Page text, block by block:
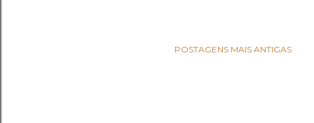
POSTAGENS MAIS ANTIGAS